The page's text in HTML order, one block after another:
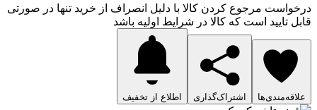
درخواست مرجوع کردن کالا با دلیل انصراف از خرید تنها در صورتی
قابل تایید است که کالا در شرایط اولیه باشد
علاقه‌مندی‌ها اشتراک‌گذاری اطلاع از تخفیف